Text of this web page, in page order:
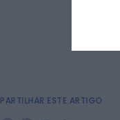
PARTILHAR ESTE ARTIGO